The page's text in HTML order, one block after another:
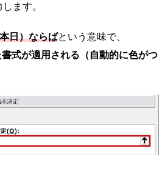
ます。
日）ならばという意味で、
式が適用される（自動的に色がつ